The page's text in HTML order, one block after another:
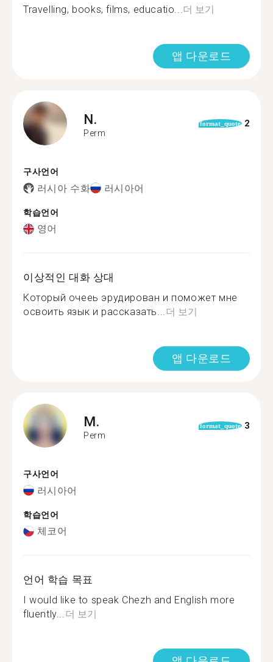
Travelling, books, films, educatio...더 보기
앱 다운로드
N.
Perm
format_quote 2
구사언어
러시아 수화 러시아어
학습언어
영어
이상적인 대화 상대
Который очееь эрудирован и поможет мне
освоить язык и рассказать...더 보기
앱 다운로드
M.
Perm
format_quote 3
구사언어
러시아어
학습언어
체코어
언어 학습 목표
I would like to speak Chezh and English more
fluently...더 보기